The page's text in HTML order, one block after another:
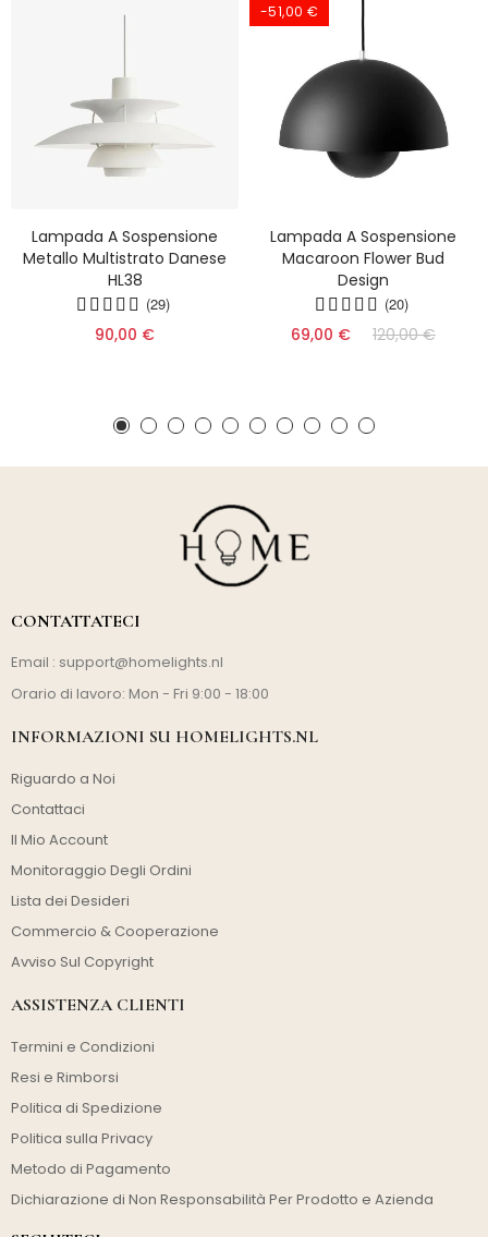
Lampada A Sospensione
Metallo Multistrato Danese
HL38
(29)
90,00 €
-51,00 €
Lampada A Sospensione
Macaroon Flower Bud
Design
(20)
69,00 € 120,00 €
CONTATTATECI
Email : support@homelights.nl
Orario di lavoro: Mon - Fri 9:00 - 18:00
INFORMAZIONI SU HOMELIGHTS.NL
Riguardo a Noi
Contattaci
Il Mio Account
Monitoraggio Degli Ordini
Lista dei Desideri
Commercio & Cooperazione
Avviso Sul Copyright
ASSISTENZA CLIENTI
Termini e Condizioni
Resi e Rimborsi
Politica di Spedizione
Politica sulla Privacy
Metodo di Pagamento
Dichiarazione di Non Responsabilità Per Prodotto e Azienda